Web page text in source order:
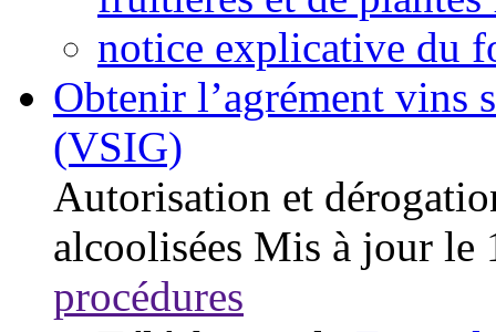
notice explicative du
Obtenir l’agrément vins
(VSIG)
Autorisation et
alcoolisées Mis à jour le
procédures